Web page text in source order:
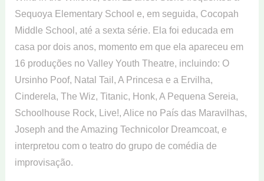
Sequoya Elementary School e, em seguida, Cocopah
Middle School, até a sexta série. Ela foi educada em
casa por dois anos, momento em que ela apareceu em
16 produções no Valley Youth Theatre, incluindo: O
Ursinho Poof, Natal Tail, A Princesa e a Ervilha,
Cinderela, The Wiz, Titanic, Honk, A Pequena Sereia,
Schoolhouse Rock, Live!, Alice no País das Maravilhas,
Joseph and the Amazing Technicolor Dreamcoat, e
interpretou com o teatro do grupo de comédia de
improvisação.